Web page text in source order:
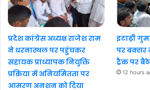
प्रदेश कांग्रेस अध्यक्ष राजेश राम
ने धरनास्थल पर पहुंचकर
सहायक प्राध्यापक नियुक्ति
प्रक्रिया में अनियमितता पर
आमरण अनशन को दिया
इटाढ़ी
पर बक्सर
ट्रैक पर
12 hours